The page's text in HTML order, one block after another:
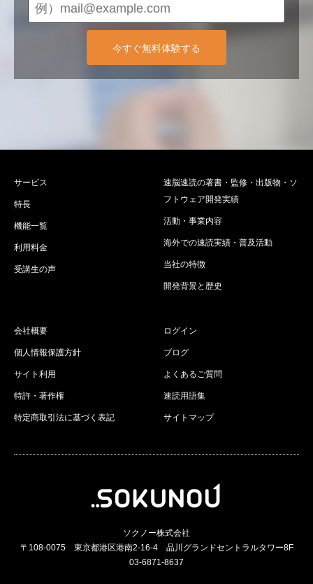
今すぐ無料体験する
サービス
特長
機能一覧
利用料金
受講生の声
速脳速読の著書・監修・出版物・ソ
フトウェア開発実績
活動・事業内容
海外での速読実績・普及活動
当社の特徴
開発背景と歴史
会社概要
個人情報保護方針
サイト利用
特許・著作権
特定商取引法に基づく表記
ログイン
ブログ
よくあるご質問
速読用語集
サイトマップ
ソクノー株式会社
〒108-0075 東京都港区港南2-16-4 品川グランドセントラルタワー8F
03-6871-8637